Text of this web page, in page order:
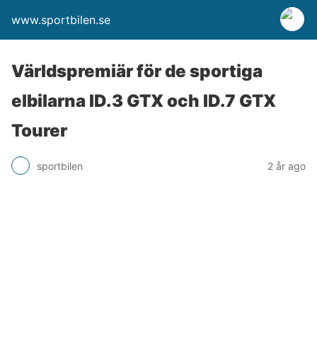
www.sportbilen.se
Världspremiär för de sportiga
elbilarna ID.3 GTX och ID.7 GTX
Tourer
sportbilen 2 år ago